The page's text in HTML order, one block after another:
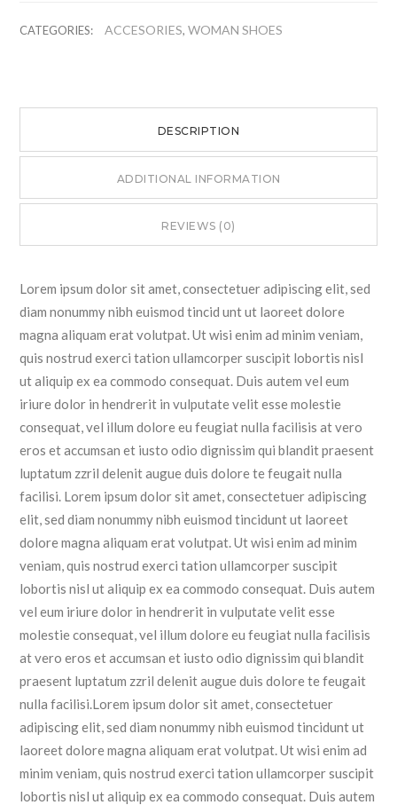
CATEGORIES: ACCESORIES,WOMAN SHOES
DESCRIPTION
ADDITIONAL INFORMATION
REVIEWS (0)
Lorem ipsum dolor sit amet, consectetuer adipiscing elit, sed
diam nonummy nibh euismod tincid unt ut laoreet dolore
magna aliquam erat volutpat. Ut wisi enim ad minim veniam,
quis nostrud exerci tation ullamcorper suscipit lobortis nisl
ut aliquip ex ea commodo consequat. Duis autem vel eum
iriure dolor in hendrerit in vulputate velit esse molestie
consequat, vel illum dolore eu feugiat nulla facilisis at vero
eros et accumsan et iusto odio dignissim qui blandit praesent
luptatum zzril delenit augue duis dolore te feugait nulla
facilisi. Lorem ipsum dolor sit amet, consectetuer adipiscing
elit, sed diam nonummy nibh euismod tincidunt ut laoreet
dolore magna aliquam erat volutpat. Ut wisi enim ad minim
veniam, quis nostrud exerci tation ullamcorper suscipit
lobortis nisl ut aliquip ex ea commodo consequat. Duis autem
vel eum iriure dolor in hendrerit in vulputate velit esse
molestie consequat, vel illum dolore eu feugiat nulla facilisis
at vero eros et accumsan et iusto odio dignissim qui blandit
praesent luptatum zzril delenit augue duis dolore te feugait
nulla facilisi.Lorem ipsum dolor sit amet, consectetuer
adipiscing elit, sed diam nonummy nibh euismod tincidunt ut
laoreet dolore magna aliquam erat volutpat. Ut wisi enim ad
minim veniam, quis nostrud exerci tation ullamcorper suscipit
lobortis nisl ut aliquip ex ea commodo consequat. Duis autem